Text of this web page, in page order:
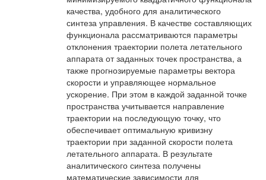
качества, удобного для аналитического
синтеза управления. В качестве составляющих
функционала рассматриваются параметры
отклонения траектории полета летательного
аппарата от заданных точек пространства, а
также прогнозируемые параметры вектора
скорости и управляющее нормальное
ускорение. При этом в каждой заданной точке
пространства учитывается направление
траектории на последующую точку, что
обеспечивает оптимальную кривизну
траектории при заданной скорости полета
летательного аппарата. В результате
аналитического синтеза получены
математические зависимости для